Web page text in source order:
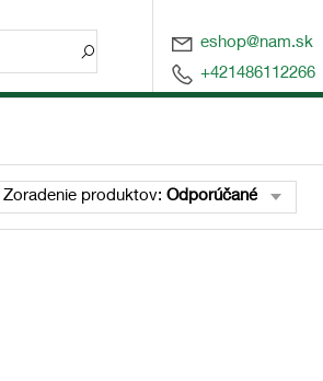
eshop@nam.sk
+421486112266
Zoradenie produktov: Odporúčané